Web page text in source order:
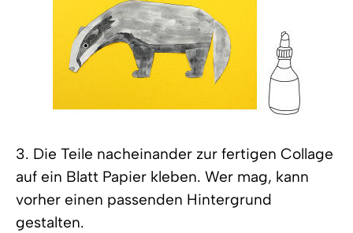
3. Die Teile nacheinander zur fertigen Collage
auf ein Blatt Papier kleben. Wer mag, kann
vorher einen passenden Hintergrund
gestalten.